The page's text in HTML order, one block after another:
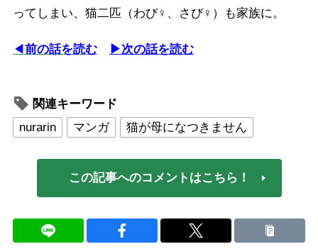
ってしまい、猫二匹（わび♀、さび♀）も家族に。
◀ 前の話を読む ▶次の話を読む
関連キーワード
nurarin
マンガ 猫が母になつきません
この記事へのコメントはこちら！